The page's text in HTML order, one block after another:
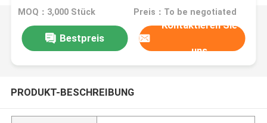
für Gurken
MOQ：3,000 Stück Preis：To be negotiated
Bestpreis
Kontaktieren Sie
uns
PRODUKT-BESCHREIBUNG